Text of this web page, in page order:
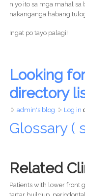
niyo ito sa mga mahal sa
nakanganga habang
Ingat po tayo palagi!
Looking
directory
admin's blog Log in
Glossary (
Related
Patients with lower front